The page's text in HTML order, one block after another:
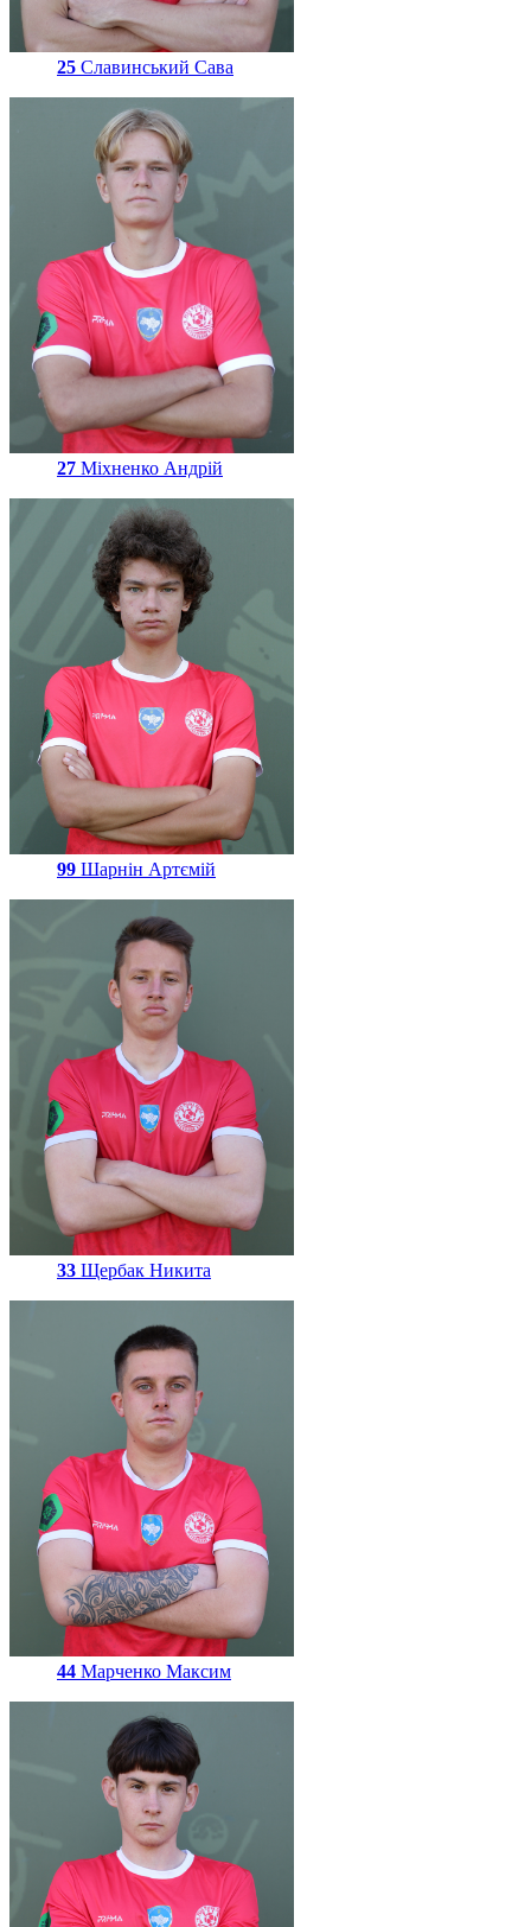
25 Славинський Сава
27 Міхненко Андрій
99 Шарнін Артємій
33 Щербак Никита
44 Марченко Максим